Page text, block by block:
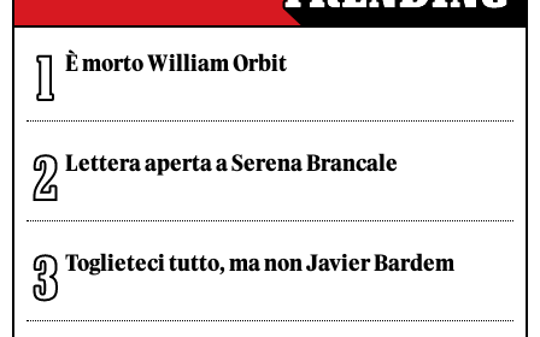
È morto William Orbit
Lettera aperta a Serena Brancale
Toglieteci tutto, ma non Javier Bardem